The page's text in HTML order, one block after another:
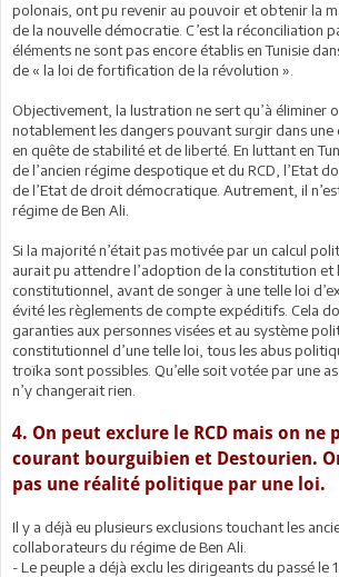
polonais, ont pu revenir au pouvoir et obtenir la
de la nouvelle démocratie. C’est la réconciliation
éléments ne sont pas encore établis en Tunisie
de « la loi de fortification de la révolution ».
Objectivement, la lustration ne sert qu’à éliminer
notablement les dangers pouvant surgir dans une
en quête de stabilité et de liberté. En luttant en
de l’ancien régime despotique et du RCD, l’Etat
de l’Etat de droit démocratique. Autrement, il
régime de Ben Ali.
Si la majorité n’était pas motivée par un calcul
aurait pu attendre l’adoption de la constitution et
constitutionnel, avant de songer à une telle loi
évité les règlements de compte expéditifs. Cela
garanties aux personnes visées et au système
constitutionnel d’une telle loi, tous les abus
troïka sont possibles. Qu’elle soit votée par une
n’y changerait rien.
4. On peut exclure le RCD mais on ne
courant bourguibien et Destourien.
pas une réalité politique par une loi.
Il y a déjà eu plusieurs exclusions touchant les
collaborateurs du régime de Ben Ali.
- Le peuple a déjà exclu les dirigeants du passé le